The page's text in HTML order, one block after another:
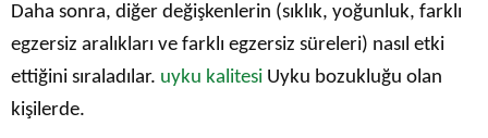
Daha sonra, diğer değişkenlerin (sıklık, yoğunluk, farklı
egzersiz aralıkları ve farklı egzersiz süreleri) nasıl etki
ettiğini sıraladılar. uyku kalitesi Uyku bozukluğu olan
kişilerde.